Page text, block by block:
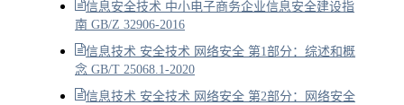
信息安全技术 中小电子商务企业信息安全建设指
南 GB/Z 32906-2016
信息技术 安全技术 网络安全 第1部分：综述和概
念 GB/T 25068.1-2020
信息技术 安全技术 网络安全 第2部分：网络安全